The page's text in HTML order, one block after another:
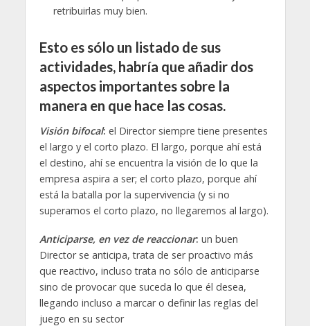
retribuirlas muy bien.
Esto es sólo un listado de sus
actividades, habría que añadir dos
aspectos importantes sobre la
manera en que hace las cosas.
Visión bifocal: el Director siempre tiene presentes
el largo y el corto plazo. El largo, porque ahí está
el destino, ahí se encuentra la visión de lo que la
empresa aspira a ser; el corto plazo, porque ahí
está la batalla por la supervivencia (y si no
superamos el corto plazo, no llegaremos al largo).
Anticiparse, en vez de reaccionar: un buen
Director se anticipa, trata de ser proactivo más
que reactivo, incluso trata no sólo de anticiparse
sino de provocar que suceda lo que él desea,
llegando incluso a marcar o definir las reglas del
juego en su sector